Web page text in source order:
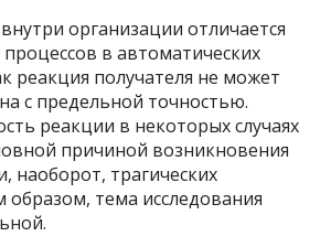
организации отличается
в автоматических
реакция получателя не может
с предельной точностью.
реакции в некоторых случаях
причиной возникновения
наоборот, трагических
образом, тема исследования